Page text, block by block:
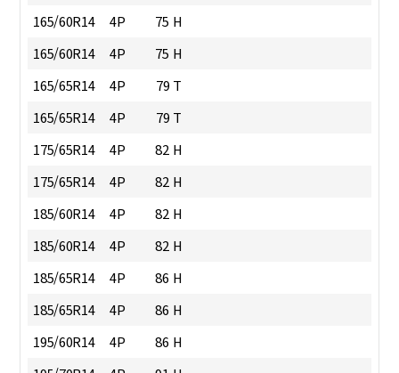
165/60R14
4P
75 H
165/60R14
4P
75 H
165/65R14
4P
79 T
165/65R14
4P
79 T
175/65R14
4P
82 H
175/65R14
4P
82 H
185/60R14
4P
82 H
185/60R14
4P
82 H
185/65R14
4P
86 H
185/65R14
4P
86 H
195/60R14
4P
86 H